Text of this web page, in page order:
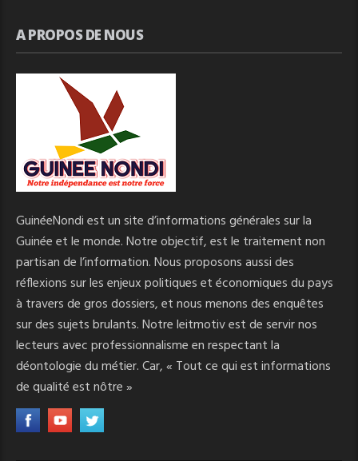
A PROPOS DE NOUS
GuinéeNondi est un site d’informations générales sur la
Guinée et le monde. Notre objectif, est le traitement non
partisan de l’information. Nous proposons aussi des
réflexions sur les enjeux politiques et économiques du pays
à travers de gros dossiers, et nous menons des enquêtes
sur des sujets brulants. Notre leitmotiv est de servir nos
lecteurs avec professionnalisme en respectant la
déontologie du métier. Car, « Tout ce qui est informations
de qualité est nôtre »